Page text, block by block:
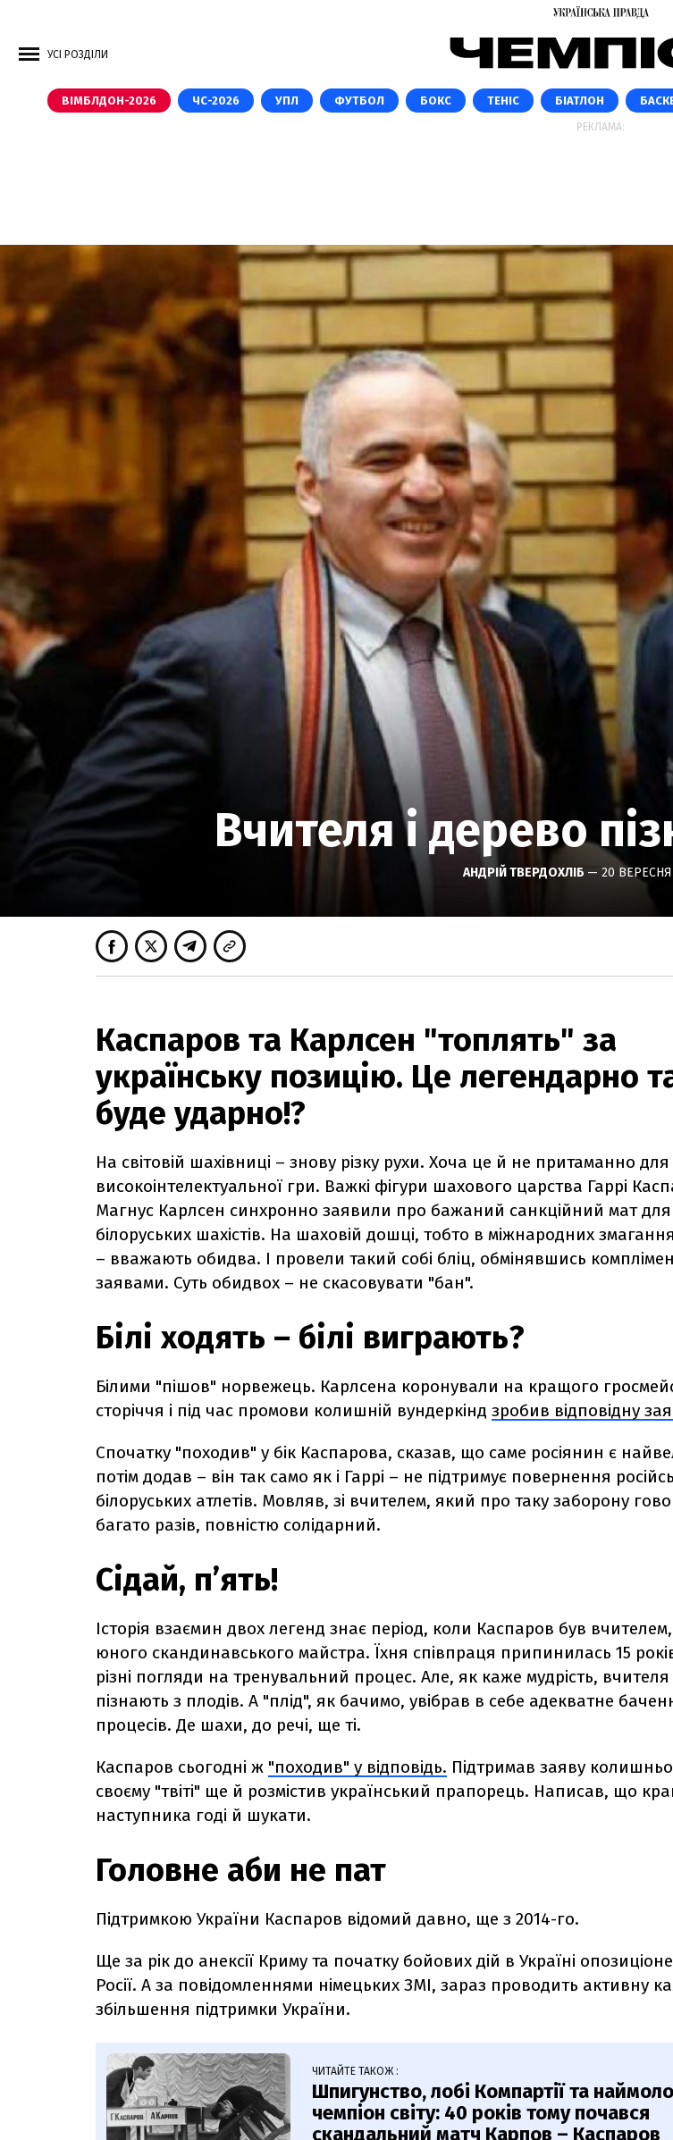
УСІ РОЗДІЛИ
ВІМБЛДОН-2026 ЧС-2026 УПЛ ФУТБОЛ БОКС ТЕНІС БІАТЛОН
РЕКЛАМА:
Вчителя і дерево
АНДРІЙ ТВЕРДОХЛІБ — 20 ВЕРЕСНЯ
Каспаров та Карлсен "топлять" за
українську позицію. Це легендарно
буде ударно!?
На світовій шахівниці – знову різку рухи. Хоча це й не притаманно для
високоінтелектуальної гри. Важкі фігури шахового царства Гаррі
Магнус Карлсен синхронно заявили про бажаний санкційний мат для
білоруських шахістів. На шаховій дошці, тобто в міжнародних
– вважають обидва. І провели такий собі бліц, обмінявшись
заявами. Суть обидвох – не скасовувати "бан".
Білі ходять – білі виграють?
Білими "пішов" норвежець. Карлсена коронували на кращого
сторіччя і під час промови колишній вундеркінд зробив відповідну
Спочатку "походив" у бік Каспарова, сказав, що саме росіянин є
потім додав – він так само як і Гаррі – не підтримує повернення
білоруських атлетів. Мовляв, зі вчителем, який про таку заборону
багато разів, повністю солідарний.
Сідай, п’ять!
Історія взаємин двох легенд знає період, коли Каспаров був
юного скандинавського майстра. Їхня співпраця припинилась 15
різні погляди на тренувальний процес. Але, як каже мудрість,
пізнають з плодів. А "плід", як бачимо, увібрав в себе адекватне
процесів. Де шахи, до речі, ще ті.
Каспаров сьогодні ж "походив" у відповідь. Підтримав заяву
своєму "твіті" ще й розмістив український прапорець. Написав, що
наступника годі й шукати.
Головне аби не пат
Підтримкою України Каспаров відомий давно, ще з 2014-го.
Ще за рік до анексії Криму та початку бойових дій в Україні
Росії. А за повідомленнями німецьких ЗМІ, зараз проводить активну
збільшення підтримки України.
ЧИТАЙТЕ ТАКОЖ :
Шпигунство, лобі Компартії та
чемпіон світу: 40 років тому почався
скандальний матч Карпов – Каспаров